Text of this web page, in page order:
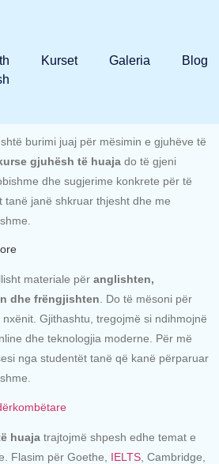
Kurset Galeria Blog
burimi juaj për mësimin e gjuhëve të
gjuhësh të huaja do të gjeni
dhe sugjerime konkrete për të
tanë janë shkruar thjesht dhe me
materiale për anglishten,
dhe frëngjishten. Do të mësoni për
Gjithashtu, tregojmë si ndihmojnë
dhe teknologjia moderne. Për më
nga studentët tanë që kanë përparuar
huaja trajtojmë shpesh edhe temat e
Flasim për Goethe, IELTS , Cambridge,